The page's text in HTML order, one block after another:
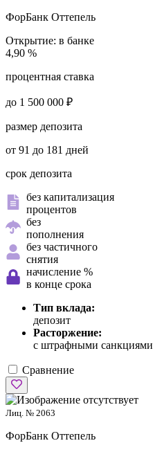
ФорБанк Оттепель
Открытие: в банке
4,90 %
процентная ставка
до 1 500 000 ₽
размер депозита
от 91 до 181 дней
срок депозита
без капитализация
процентов
без
пополнения
без частичного
снятия
начисление %
в конце срока
Тип вклада:
депозит
Расторжение:
с штрафными санкциями
Сравнение
Лиц. № 2063
ФорБанк Оттепель